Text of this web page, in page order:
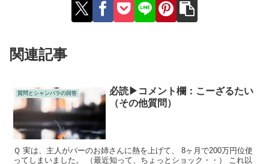
関連記事
質問とシャンバラの回答
必読▶コメント欄：こーざるたい
（その他質問）
Ｑ 実は、主人がバーのお姉さんに熱を上げて、 8ヶ月で200万円位使
ってしまいました。 （最近知って、ちょっとショック・・） これ以